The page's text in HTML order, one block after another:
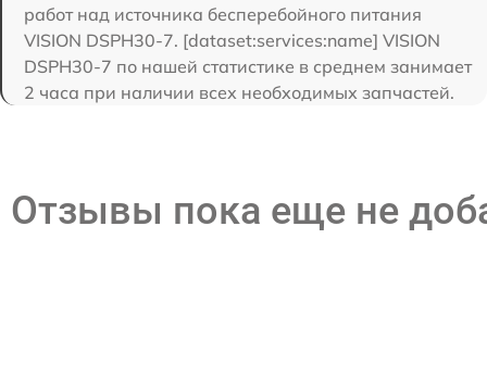
работ над источника бесперебойного питания
VISION DSPH30-7. [dataset:services:name] VISION
DSPH30-7 по нашей статистике в среднем занимает
2 часа при наличии всех необходимых запчастей.
Отзывы пока еще не